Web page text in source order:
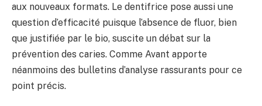
aux nouveaux formats. Le dentifrice pose aussi une
question d’efficacité puisque l’absence de fluor, bien
que justifiée par le bio, suscite un débat sur la
prévention des caries. Comme Avant apporte
néanmoins des bulletins d’analyse rassurants pour ce
point précis.